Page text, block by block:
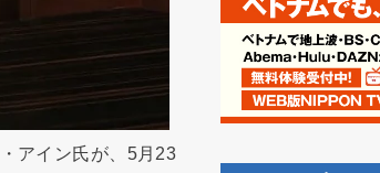
アイン氏が、5月23